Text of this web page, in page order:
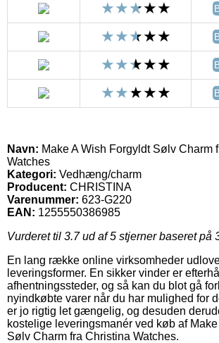
Navn: Make A Wish Forgyldt Sølv Charm
Watches
Kategori: Vedhæng/charm
Producent: CHRISTINA
Varenummer: 623-G220
EAN: 1255550386985
Vurderet til 3.7ud af 5 stjerner baseret på
En lang række online virksomheder
leveringsformer. En sikker vinder er
afhentningssteder, og så kan du blot gå
nyindkøbte varer når du har mulighed for
er jo rigtig let gængelig, og desuden
kostelige leveringsmanér ved køb af
Sølv Charm fra Christina Watches.